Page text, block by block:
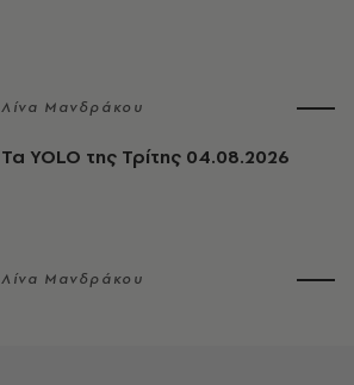
Λίνα Μανδράκου
Τα YOLO της Τρίτης 04.08.2026
Λίνα Μανδράκου